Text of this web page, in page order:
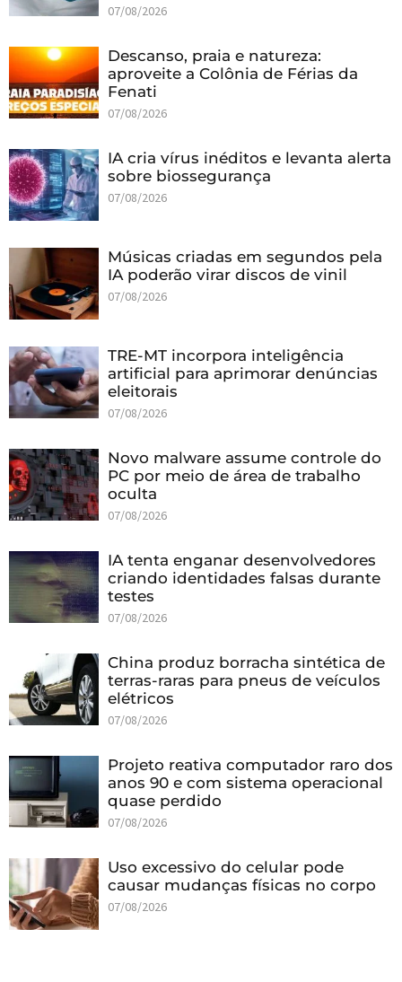
07/08/2026
Descanso, praia e natureza:
aproveite a Colônia de Férias da
Fenati
07/08/2026
IA cria vírus inéditos e levanta alerta
sobre biossegurança
07/08/2026
Músicas criadas em segundos pela
IA poderão virar discos de vinil
07/08/2026
TRE-MT incorpora inteligência
artificial para aprimorar denúncias
eleitorais
07/08/2026
Novo malware assume controle do
PC por meio de área de trabalho
oculta
07/08/2026
IA tenta enganar desenvolvedores
criando identidades falsas durante
testes
07/08/2026
China produz borracha sintética de
terras-raras para pneus de veículos
elétricos
07/08/2026
Projeto reativa computador raro dos
anos 90 e com sistema operacional
quase perdido
07/08/2026
Uso excessivo do celular pode
causar mudanças físicas no corpo
07/08/2026